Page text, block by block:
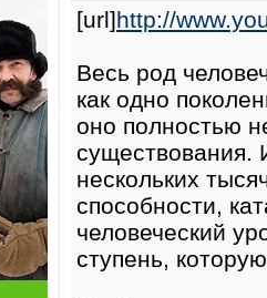
[url]http://
Весь род
как одно
оно полностью
существования.
нескольких
способности,
человеческий
ступень,